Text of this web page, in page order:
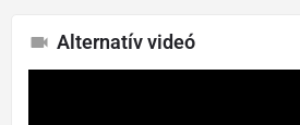
Alternatív videó